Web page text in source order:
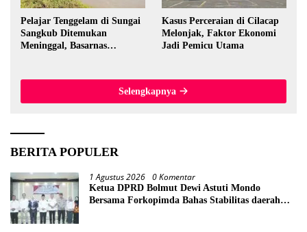
Pelajar Tenggelam di Sungai
Sangkub Ditemukan
Meninggal, Basarnas
Kasus Perceraian di Cilacap
Melonjak, Faktor Ekonomi
Jadi Pemicu Utama
Selengkapnya
BERITA POPULER
1 Agustus 2026 0 Komentar
Ketua DPRD Bolmut Dewi Astuti Mondo
Bersama Forkopimda Bahas Stabilitas daerah